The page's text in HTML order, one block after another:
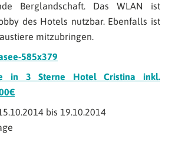
Berglandschaft. Das WLAN ist
des Hotels nutzbar. Ebenfalls ist
mitzubringen.
in 3 Sterne Hotel Cristina inkl.
bis 19.10.2014